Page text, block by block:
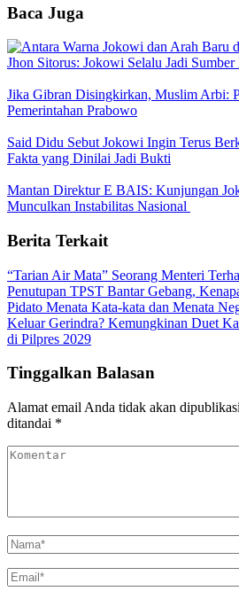
Baca Juga
Jhon Sitorus: Jokowi Selalu Jadi Sumber
Jika Gibran Disingkirkan, Muslim Arbi:
Pemerintahan Prabowo
Said Didu Sebut Jokowi Ingin Terus
Fakta yang Dinilai Jadi Bukti
Mantan Direktur E BAIS: Kunjungan
Munculkan Instabilitas Nasional
Berita Terkait
“Tarian Air Mata” Seorang Menteri
Penutupan TPST Bantar Gebang,
Pidato Menata Kata-kata dan Menata
Keluar Gerindra? Kemungkinan Duet
di Pilpres 2029
Tinggalkan Balasan
Alamat email Anda tidak akan
ditandai *